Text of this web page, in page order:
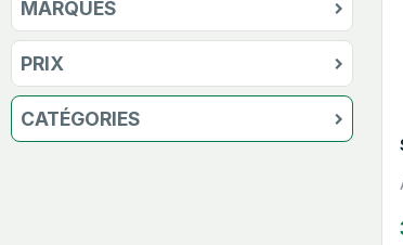
MARQUES
PRIX
CATÉGORIES